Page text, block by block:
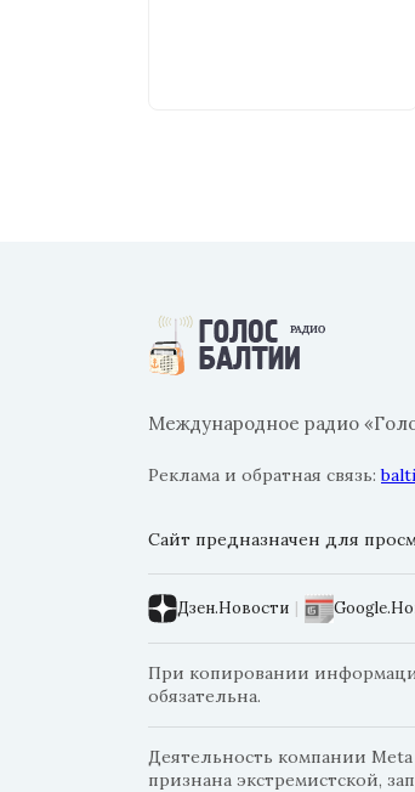
Международное радио
Реклама и обратная связь:
Сайт предназначен для
Дзен.Новости |
При копировании
обязательна.
Деятельность компании
признана экстремистской,